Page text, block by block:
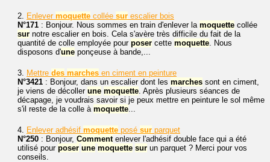
2. Enlever moquette collée sur escalier bois
N°171 : Bonjour. Nous sommes en train d'enlever la moquette collée
sur notre escalier en bois. Cela s'avère très difficile du fait de la
quantité de colle employée pour poser cette moquette. Nous
disposons d'une ponçeuse à bande,...
3. Mettre des marches en ciment en peinture
N°3421 : Bonjour, dans un escalier dont les marches sont en ciment,
je viens de décoller une moquette. Après plusieurs séances de
décapage, je voudrais savoir si je peux mettre en peinture le sol même
s'il reste de la colle à moquette...
4. Enlever adhésif moquette posé sur parquet
N°250 : Bonjour, Commentenlever l'adhésif double face qui a été
utilisé pour poser une moquette sur un parquet ? Merci pour vos
conseils.